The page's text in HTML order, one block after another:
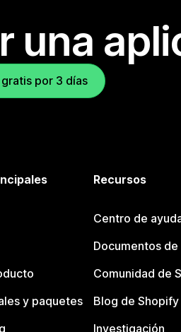
una
por 3 días
y paquetes
Recursos
Centro de
Documentos de
Comunidad de
Blog de Shopify
Investigación